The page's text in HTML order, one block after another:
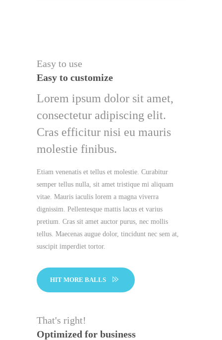
Easy to use
Easy to customize
Lorem ipsum dolor sit amet,
consectetur adipiscing elit.
Cras efficitur nisi eu mauris
molestie finibus.
Etiam venenatis et tellus et molestie. Curabitur
semper tellus nulla, sit amet tristique mi aliquam
vitae. Mauris iaculis lorem a magna viverra
dignissim. Pellentesque mattis lacus et varius
pretium. Cras sit amet auctor purus, nec mollis
tellus. Maecenas augue dolor, tincidunt nec sem at,
suscipit imperdiet tortor.
HIT MORE BALLS
That's right!
Optimized for business